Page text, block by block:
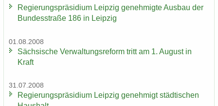
Re­gie­rungs­prä­si­di­um Leip­zig ge­neh­mig­te Aus­bau der
Bun­des­stra­ße 186 in Leip­zig
01.08.2008
Säch­si­sche Ver­wal­tungs­re­form tritt am 1. Au­gust in
Kraft
31.07.2008
Re­gie­rungs­prä­si­di­um Leip­zig ge­neh­migt städ­ti­schen